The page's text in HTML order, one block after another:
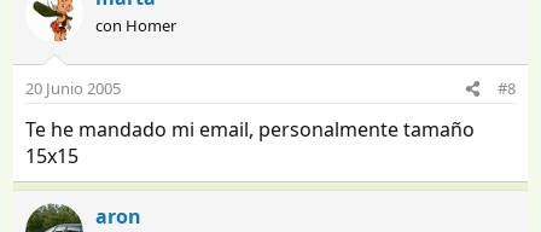
con Homer
20 Junio 2005 #8
Te he mandado mi email, personalmente tamaño
15x15
aron